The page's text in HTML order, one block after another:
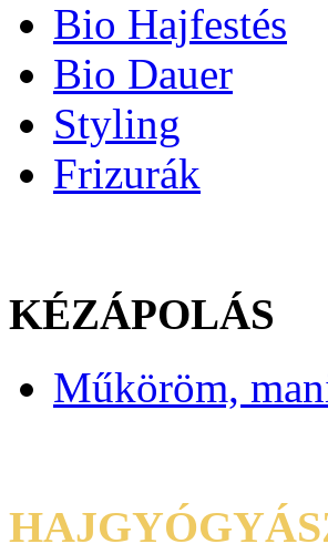
Bio Hajfestés
Bio Dauer
Styling
Frizurák
KÉZÁPOLÁS
Műköröm,